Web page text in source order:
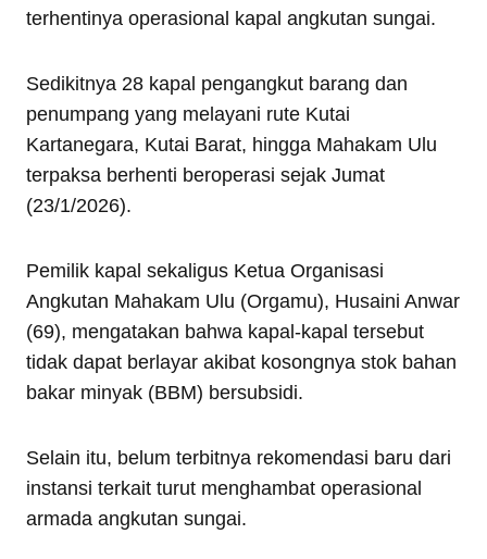
terhentinya operasional kapal angkutan sungai.
Sedikitnya 28 kapal pengangkut barang dan
penumpang yang melayani rute Kutai
Kartanegara, Kutai Barat, hingga Mahakam Ulu
terpaksa berhenti beroperasi sejak Jumat
(23/1/2026).
Pemilik kapal sekaligus Ketua Organisasi
Angkutan Mahakam Ulu (Orgamu), Husaini Anwar
(69), mengatakan bahwa kapal-kapal tersebut
tidak dapat berlayar akibat kosongnya stok bahan
bakar minyak (BBM) bersubsidi.
Selain itu, belum terbitnya rekomendasi baru dari
instansi terkait turut menghambat operasional
armada angkutan sungai.